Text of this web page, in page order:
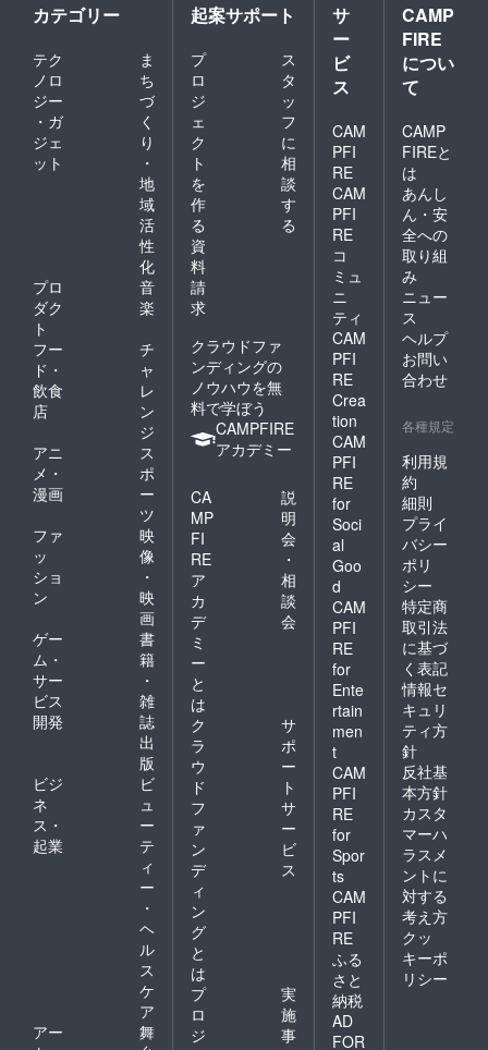
カテゴリー
テク
ノロ
ジー
・ガ
ジェ
ット
ま
ち
づ
く
り
・
地
域
活
性
化
プロ
ダク
ト
音
楽
フー
ド・
飲食
店
チ
ャ
レ
ン
ジ
アニ
メ・
漫画
ス
ポ
ー
ツ
ファ
ッ
ショ
ン
映
像
・
映
画
ゲー
ム・
サー
ビス
開発
書
籍
・
雑
誌
出
版
ビジ
ネ
ス・
起業
ビ
ュ
ー
テ
ィ
ー
・
ヘ
ル
ス
ケ
ア
アー
舞
起案サポート
プ
ロ
ジ
ェ
ク
ト
を
作
る
ス
タ
ッ
フ
に
相
談
す
る
資
料
請
求
クラウドファ
ンディングの
ノウハウを無
料で学ぼう
CAMPFIRE
アカデミー
CA
MP
FI
RE
ア
カ
デ
ミ
ー
と
は
説
明
会
・
相
談
会
ク
ラ
ウ
ド
フ
ァ
ン
デ
ィ
ン
グ
と
は
サ
ポ
ー
ト
サ
ー
ビ
ス
プ
ロ
ジ
実
施
事
サ
ー
ビ
ス
CAM
PFI
RE
CAM
PFI
RE
コ
ミュ
ニ
ティ
CAM
PFI
RE
Crea
tion
CAM
PFI
RE
for
Soci
al
Goo
d
CAM
PFI
RE
for
Ente
rtain
men
t
CAM
PFI
RE
for
Spor
ts
CAM
PFI
RE
ふる
さと
納税
AD
FOR
CAMP
FIRE
につい
て
CAMP
FIREと
は
あんし
ん・安
全への
取り組
み
ニュー
ス
ヘルプ
お問い
合わせ
各種規定
利用規
約
細則
プライ
バシー
ポリ
シー
特定商
取引法
に基づ
く表記
情報セ
キュリ
ティ方
針
反社基
本方針
カスタ
マーハ
ラスメ
ントに
対する
考え方
クッ
キーポ
リシー